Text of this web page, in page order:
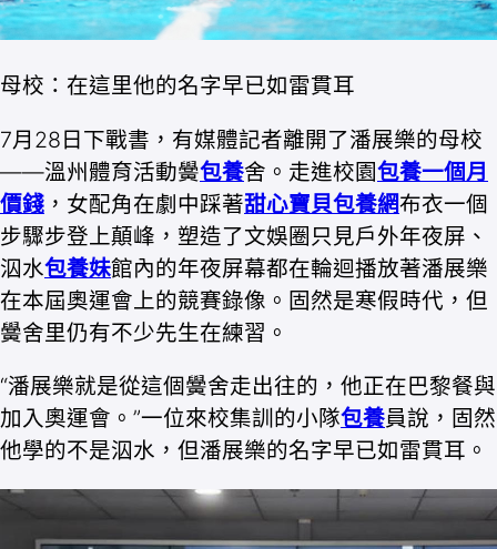
母校：在這里他的名字早已如雷貫耳
7月28日下戰書，有媒體記者離開了潘展樂的母校
——溫州體育活動黌包養舍。走進校園包養一個月
價錢 ，女配角在劇中踩著甜心寶貝包養網布衣一個
步驟步登上顛峰，塑造了文娛圈只見戶外年夜屏、
泅水包養妹館內的年夜屏幕都在輪迴播放著潘展樂
在本屆奧運會上的競賽錄像。固然是寒假時代，但
黌舍里仍有不少先生在練習。
“潘展樂就是從這個黌舍走出往的，他正在巴黎餐與
加入奧運會。”一位來校集訓的小隊包養員說，固然
他學的不是泅水，但潘展樂的名字早已如雷貫耳。